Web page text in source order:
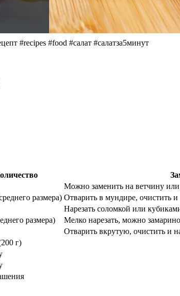
#recipes #food #салат #салатза5минут
Можно заменить на ветчину
размера) Отварить в мундире, очистить и
Нарезать соломкой или
размера)
Мелко нарезать, можно
Отварить вкрутую, очистить и
г)